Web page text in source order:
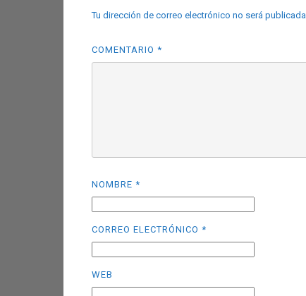
Tu dirección de correo electrónico no será publicada.
COMENTARIO*
NOMBRE*
CORREO ELECTRÓNICO*
WEB